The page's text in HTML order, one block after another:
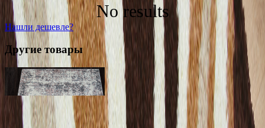
No results
Нашли дешевле?
Другие товары